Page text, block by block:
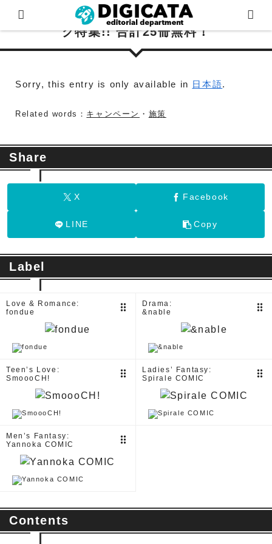
(日本語) 「セレブ社長」ほか人気TLコミッ
ク特集!! 合計25冊無料！
Sorry, this entry is only available in 日本語.
Related words： キャンペーン ・ 施策
Share
X Facebook
LINE Copy
Label
Love & Romance:
fondue
drag_indicator
Drama:
&nable
drag_indicator
Teen’s Love:
SmoooCH!
drag_indicator
Ladies’ Fantasy:
Spirale COMIC
drag_indicator
Men’s Fantasy:
Yannoka COMIC
drag_indicator
Contents